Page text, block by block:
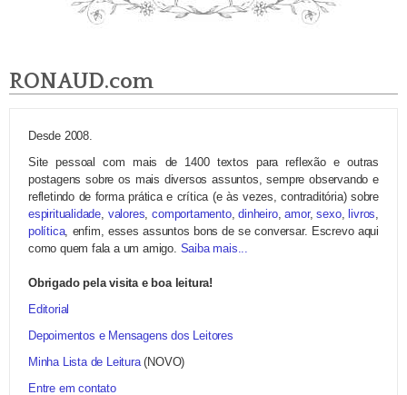
RONAUD.com
Desde 2008.
Site pessoal com mais de 1400 textos para reflexão e outras
postagens sobre os mais diversos assuntos, sempre observando e
refletindo de forma prática e crítica (e às vezes, contraditória) sobre
espiritualidade, valores,comportamento,dinheiro,amor,sexo, livros,
política, enfim, esses assuntos bons de se conversar. Escrevo aqui
como quem fala a um amigo. Saiba mais...
Obrigado pela visita e boa leitura!
Editorial
Depoimentos e Mensagens dos Leitores
Minha Lista de Leitura(NOVO)
Entre em contato